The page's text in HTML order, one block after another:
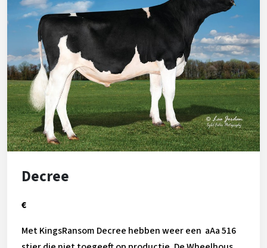
Decree
€
Met KingsRansom Decree hebben weer een aAa 516